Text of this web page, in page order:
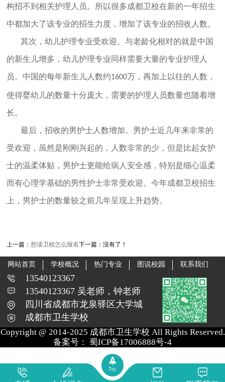
构招不到相关护理人员。所以很多成都卫校在新的一年招生
中都加大了该专业的招生力度，增加了该专业的招收人数。
其次，幼儿护理专业受欢迎。与老龄化相对的就是中国
的新生儿增多，幼儿护理专业同样需要大量的专业护理人
员。中国的每年新生儿人数约1600万，再加上以往的人数，
使得婴幼儿的数量十分庞大，需要的护理人员数量也随着增
长。
最后，招收的男护士人数增加。男护士近几年来非常的
受欢迎，虽然是刚刚兴起的，人数非常的少，但是比起女护
士的温柔体贴，男护士更能给病人安全感，特别是细心温柔
而有心理学基础的男性护士非常受欢迎。今年成都卫校招生
上，男护士的数量较之前几年呈现上升趋势。
上一篇：想读卫校怎么报名下一篇：没有了！
网站首页 学校概况 热门专业 图说校园 联系我们
13540123367
13540123367 吴老师，钟老师
四川省成都市龙泉驿区大学城
成都市卫生学校
Copyright @ 2014-2025 成都市卫生学校 All Rights Reserved.
备案号： 蜀ICP备17006888号-4
Top